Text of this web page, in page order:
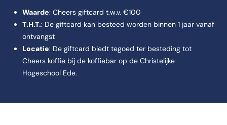
Waarde: Cheers giftcard t.w.v. €100
T.H.T.: De giftcard kan besteed worden binnen 1 jaar vanaf
ontvangst
Locatie: De giftcard biedt tegoed ter besteding tot
Cheers koffie bij de koffiebar op de Christelijke
Hogeschool Ede.